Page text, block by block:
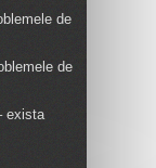
de
de
exista